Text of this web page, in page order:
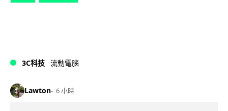
3C科技 流動電腦
Lawton 6 小時